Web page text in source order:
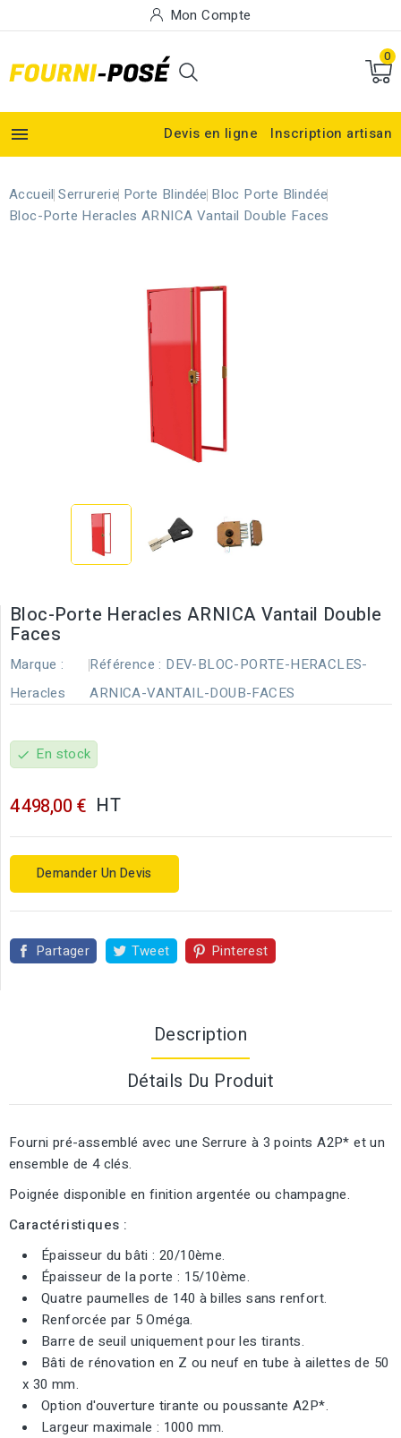
Mon Compte
0
 Devis en ligne Inscription artisan
Accueil Serrurerie Porte Blindée Bloc Porte Blindée
Bloc-Porte Heracles ARNICA Vantail Double Faces
Bloc-Porte Heracles ARNICA Vantail Double
Faces
Marque :
Heracles
Référence : DEV-BLOC-PORTE-HERACLES-
ARNICA-VANTAIL-DOUB-FACES
check En stock
4 498,00 € HT
Demander Un Devis
Partager Tweet Pinterest
Description
Détails Du Produit
Fourni pré-assemblé avec une Serrure à 3 points A2P* et un
ensemble de 4 clés.
Poignée disponible en finition argentée ou champagne.
Caractéristiques :
Épaisseur du bâti : 20/10ème.
Épaisseur de la porte : 15/10ème.
Quatre paumelles de 140 à billes sans renfort.
Renforcée par 5 Oméga.
Barre de seuil uniquement pour les tirants.
Bâti de rénovation en Z ou neuf en tube à ailettes de 50
x 30 mm.
Option d'ouverture tirante ou poussante A2P*.
Largeur maximale : 1000 mm.